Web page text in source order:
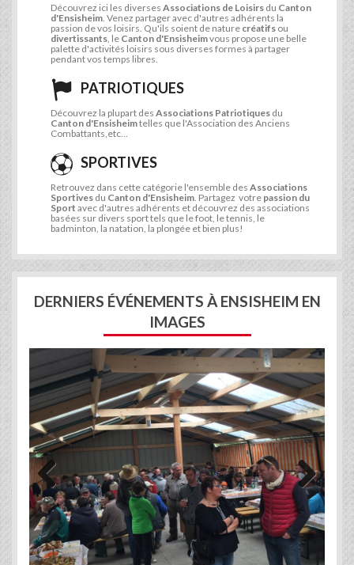
Découvrez ici les diverses Associations de Loisirs du Canton
d'Ensisheim . Venez partager avec d'autres adhérents la
passion de vos loisirs. Qu'ils soient de nature créatifs ou
divertissants , le Canton d'Ensisheimvous propose une belle
palette d'activités loisirs sous diverses formes à partager
pendant vos temps libres.
PATRIOTIQUES
Découvrez la plupart des Associations Patriotiques du
Canton d'Ensisheimtelles que l'Association des Anciens
Combattants,etc...
SPORTIVES
Retrouvez dans cette catégorie l'ensemble des Associations
Sportives du Canton d'Ensisheim . Partagez votre passion du
Sport avec d'autres adhérents et découvrez des associations
basées sur divers sport tels que le foot, le tennis, le
badminton, la natation, la plongée et bien plus!
DERNIERS ÉVÉNEMENTS À ENSISHEIM EN
IMAGES
Previous Next